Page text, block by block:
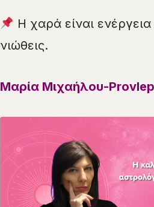
Η χαρά είναι
νιώθεις.
Μαρία Μιχαήλου-